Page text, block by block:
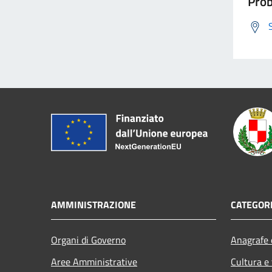
AMMINISTRAZIONE
Organi di Governo
Aree Amministrative
Cultura